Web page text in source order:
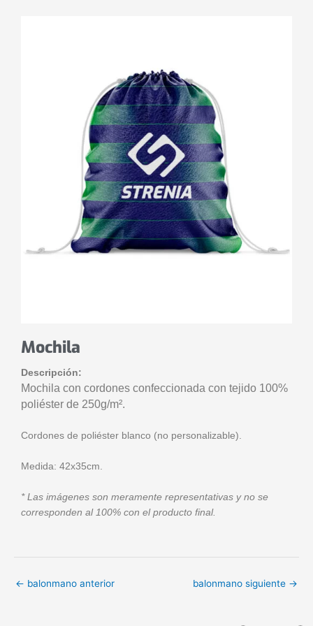
Mochila
Descripción:
Mochila con cordones confeccionada con tejido 100%
poliéster de 250g/m².
Cordones de poliéster blanco (no personalizable).
Medida: 42x35cm.
* Las imágenes son meramente representativas y no se
corresponden al 100% con el producto final.
← balonmano anterior balonmano siguiente →